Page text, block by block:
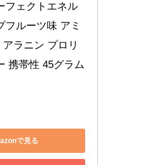
フェクトエネル
フルーツ味 アミ
アラニン プロリ
携帯性 45グラム
で見る